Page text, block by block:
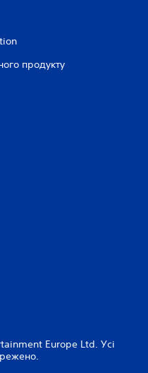
продукту
Europe Ltd. Усі